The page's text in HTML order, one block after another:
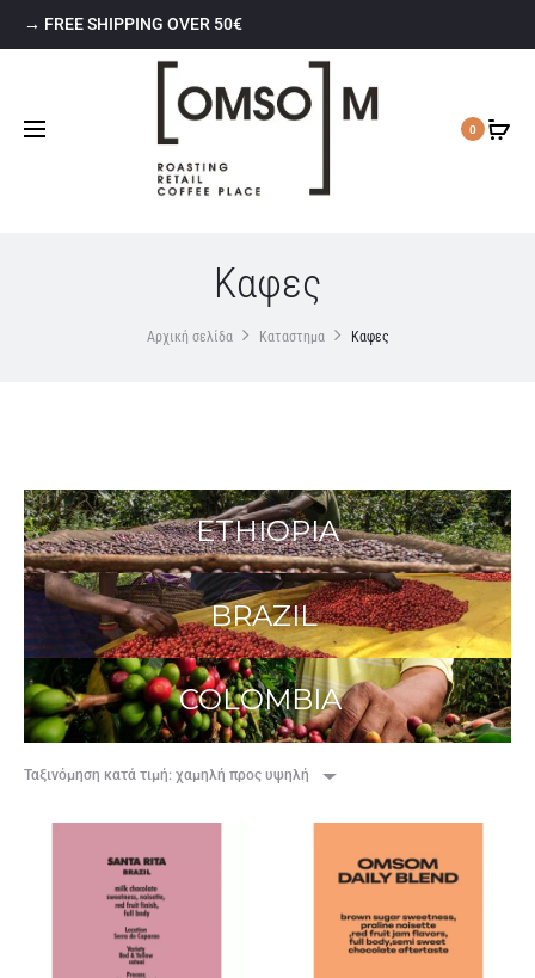
→ FREE SHIPPING OVER 50€
0
Καφες
Αρχική σελίδα Καταστημα Καφες
COLOMBIA
BRAZIL
ETHIOPIA
Ταξινόμηση κατά τιμή: χαμηλή προς υψηλή